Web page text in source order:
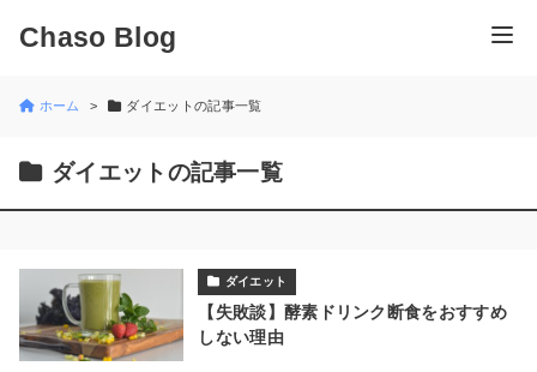
Chaso Blog
ホーム ダイエットの記事一覧
ダイエットの記事一覧
ダイエット
【失敗談】酵素ドリンク断食をおすすめ
しない理由